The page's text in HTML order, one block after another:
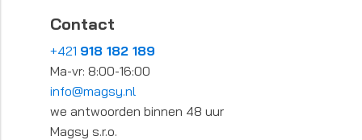
Contact
+421 918 182 189
Ma-vr: 8:00-16:00
info@magsy.nl
we antwoorden binnen 48 uur
Magsy s.r.o.